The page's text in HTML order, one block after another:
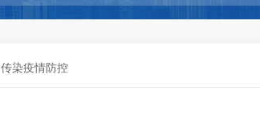
传染疫情防控